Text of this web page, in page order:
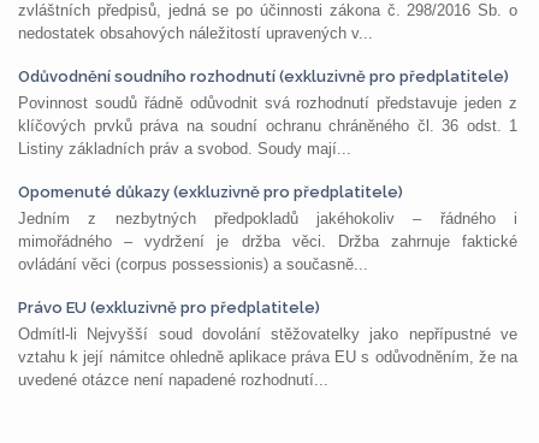
zvláštních předpisů, jedná se po účinnosti zákona č. 298/2016 Sb. o
nedostatek obsahových náležitostí upravených v...
Odůvodnění soudního rozhodnutí (exkluzivně pro předplatitele)
Povinnost soudů řádně odůvodnit svá rozhodnutí představuje jeden z
klíčových prvků práva na soudní ochranu chráněného čl. 36 odst. 1
Listiny základních práv a svobod. Soudy mají...
Opomenuté důkazy (exkluzivně pro předplatitele)
Jedním z nezbytných předpokladů jakéhokoliv – řádného i
mimořádného – vydržení je držba věci. Držba zahrnuje faktické
ovládání věci (corpus possessionis) a současně...
Právo EU (exkluzivně pro předplatitele)
Odmítl-li Nejvyšší soud dovolání stěžovatelky jako nepřípustné ve
vztahu k její námitce ohledně aplikace práva EU s odůvodněním, že na
uvedené otázce není napadené rozhodnutí...